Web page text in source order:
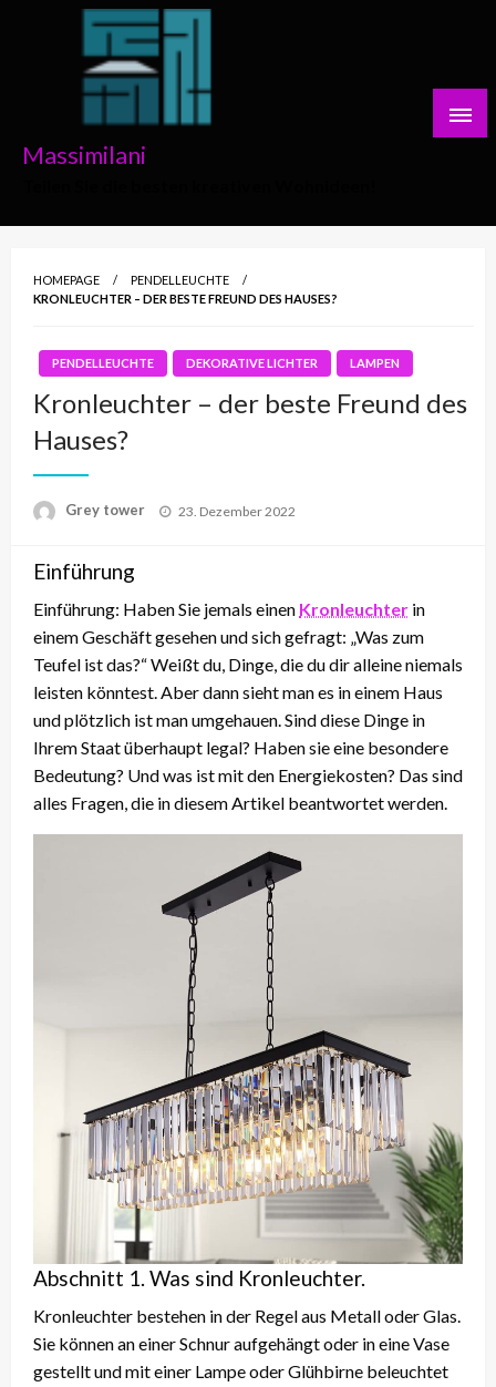
Massimilani
HOMEPAGE
PENDELLEUCHTE
KRONLEUCHTER – DER BESTE FREUND DES HAUSES?
PENDELLEUCHTE DEKORATIVE LICHTER LAMPEN
Kronleuchter – der beste Freund des
Hauses?
Grey tower
Posted
23. Dezember 2022
Einführung
Einführung: Haben Sie jemals einen Kronleuchter in
einem Geschäft gesehen und sich gefragt: „Was zum
Teufel ist das?“ Weißt du, Dinge, die du dir alleine niemals
leisten könntest. Aber dann sieht man es in einem Haus
und plötzlich ist man umgehauen. Sind diese Dinge in
Ihrem Staat überhaupt legal? Haben sie eine besondere
Bedeutung? Und was ist mit den Energiekosten? Das sind
alles Fragen, die in diesem Artikel beantwortet werden.
Abschnitt 1. Was sind Kronleuchter.
Kronleuchter bestehen in der Regel aus Metall oder Glas.
Sie können an einer Schnur aufgehängt oder in eine Vase
gestellt und mit einer Lampe oder Glühbirne beleuchtet